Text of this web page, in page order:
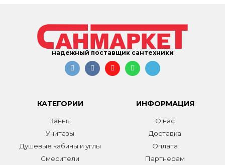
надежный поставщик сантехники
КАТЕГОРИИ
Ванны
Унитазы
Душевые кабины и углы
Смесители
ИНФОРМАЦИЯ
О нас
Доставка
Оплата
Партнерам